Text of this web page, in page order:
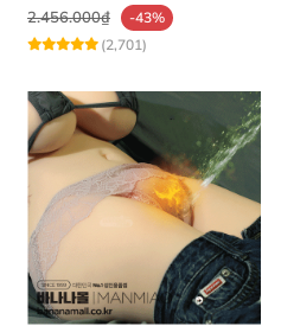
2.456.000₫
-43%
(2,701)